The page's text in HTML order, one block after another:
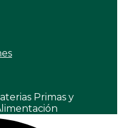
Primas y